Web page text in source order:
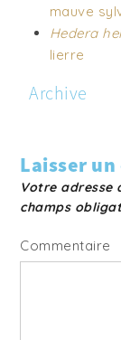
mauve
Hedera
lierre
Archive
Laisser
Votre adresse
champs
Commentaire